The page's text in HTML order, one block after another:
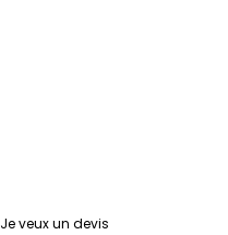
Je veux un devis